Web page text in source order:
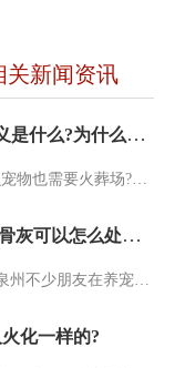
关新闻资讯
泉州地区宠物火化场的存在意义是什么?为什么宠物也需要火葬场?
宠物火化场的存在意义是什么?为什么宠物也需要火葬场?泉州爱宠宠物火化服务【15980327732】泉州爱宠宠物火化服务提供宠物殡葬、宠物火化、小动物无公害处理、猫咪火化、狗狗火化，包括泉州、晋江、石狮、南安、惠安及…
泉州朋友家里宠物火化后,宠物骨灰可以怎么处理?
化一样的?